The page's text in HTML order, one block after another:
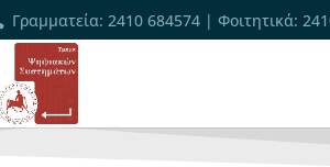
Γραμματεία: 2410 684574 |Φοιτητικά: